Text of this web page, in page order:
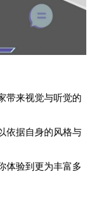
带来视觉与听觉的
依据自身的风格与
体验到更为丰富多